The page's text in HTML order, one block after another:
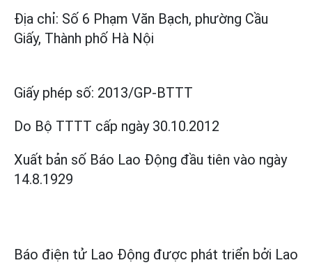
Địa chỉ: Số 6 Phạm Văn Bạch, phường Cầu
Giấy, Thành phố Hà Nội
Giấy phép số: 2013/GP-BTTT
Do Bộ TTTT cấp ngày 30.10.2012
Xuất bản số Báo Lao Động đầu tiên vào ngày
14.8.1929
Báo điện tử Lao Động được phát triển bởi Lao